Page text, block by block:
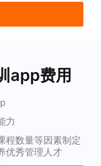
app费用
力
程数量等因素制定
优秀管理人才